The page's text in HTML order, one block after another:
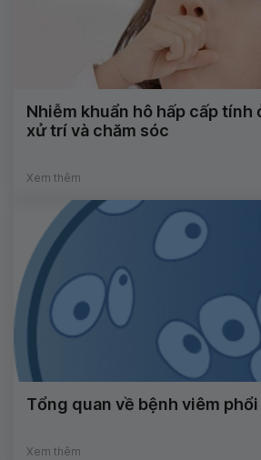
Nhiễm khuẩn hô hấp cấp tính
xử trí và chăm sóc
Xem thêm
Tổng quan về bệnh viêm
Xem thêm